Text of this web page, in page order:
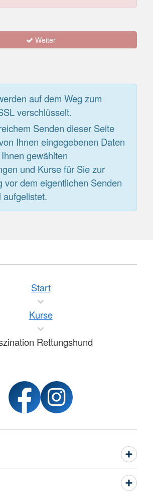
Weiter
auf dem Weg zum
verschlüsselt.
Senden dieser Seite
Ihnen eingegebenen Daten
gewählten
und Kurse für Sie zur
vor dem eigentlichen Senden
aufgelistet.
Start
Kurse
Rettungshund